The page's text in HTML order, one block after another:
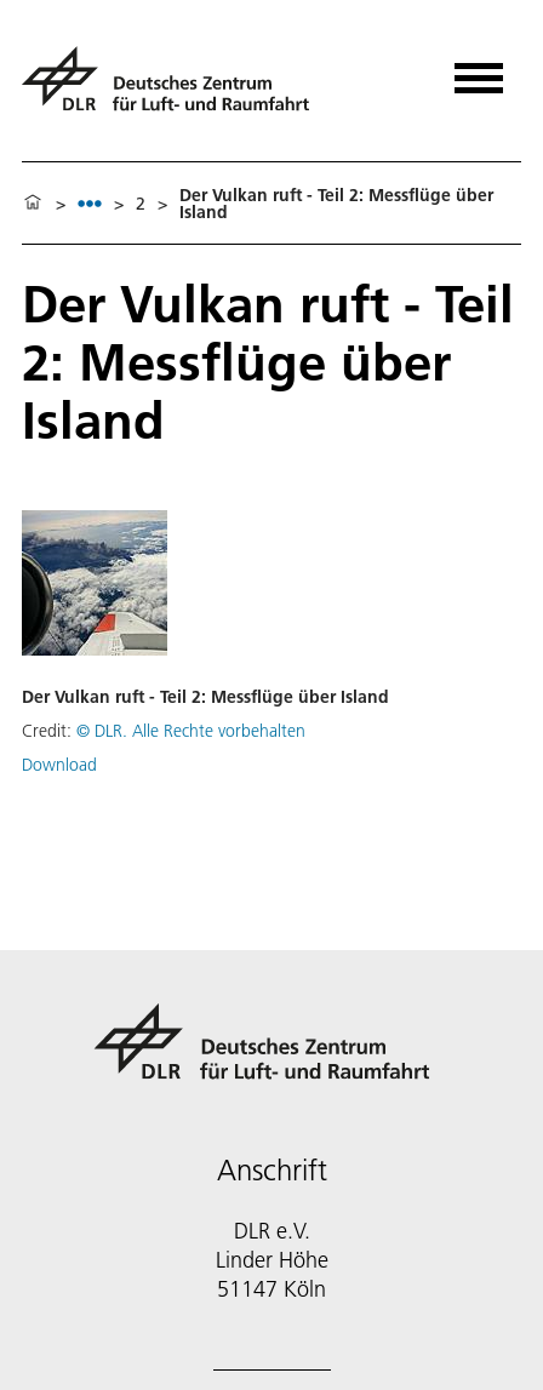
> > 2 > Der Vulkan ruft - Teil 2: Messflüge über
Island
Der Vulkan ruft - Teil
2: Messflüge über
Island
Der Vulkan ruft - Teil 2: Messflüge über Island
Credit: © DLR. Alle Rechte vorbehalten
Download
Anschrift
DLR e.V.
Linder Höhe
51147 Köln